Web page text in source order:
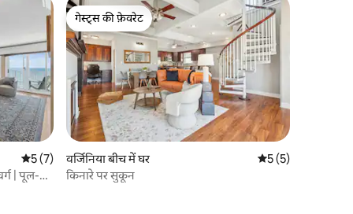
औसत रेटिंग 5 में से 5, 7 समीक्षाएँ
5 (7)
| पूल-
गेस्ट्स की फ़ेवरेट
गेस्ट्स की फ़ेवरेट
वर्जिनिया बीच में घर औसत रेटिंग 5 में से 5,
5 (5)
किनारे पर सुकून